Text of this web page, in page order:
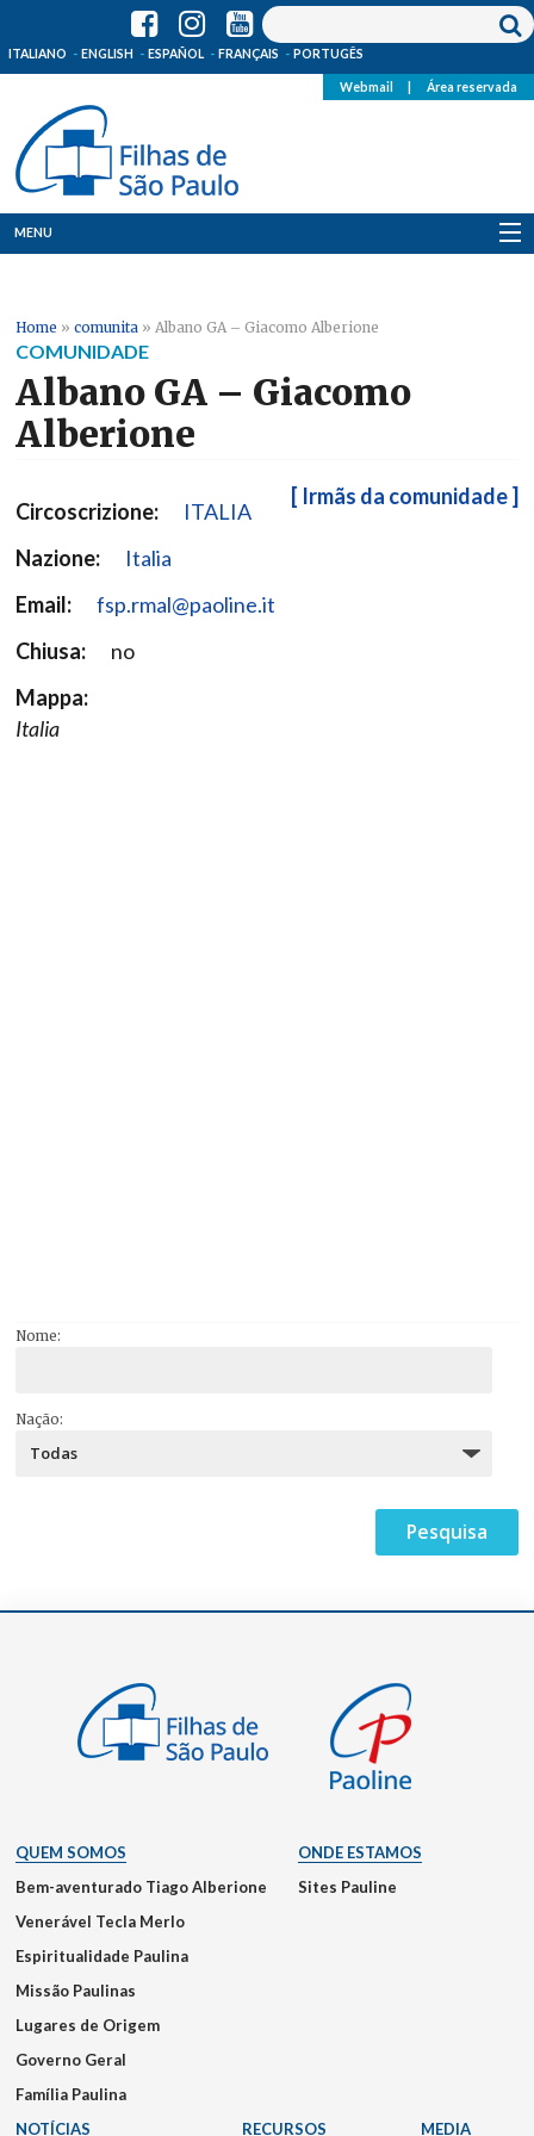
ITALIANO ENGLISH ESPAÑOL FRANÇAIS PORTUGÊS
Webmail Área reservada
MENU
Notícias
Media
Home » comunita » Albano GA – Giacomo Alberione
COMUNIDADE
Albano GA – Giacomo
Alberione
[ Irmãs da comunidade ]
Circoscrizione:
ITALIA
Nazione:
Italia
Email:
fsp.rmal@paoline.it
Chiusa:
no
Mappa:
Italia
Nome:
Nação:
QUEM SOMOS
Bem-aventurado Tiago Alberione
Venerável Tecla Merlo
Espiritualidade Paulina
Missão Paulinas
Lugares de Origem
Governo Geral
Família Paulina
ONDE ESTAMOS
Sites Pauline
NOTÍCIAS RECURSOS MEDIA